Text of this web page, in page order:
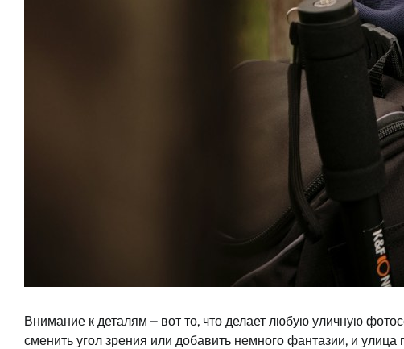
Внимание к деталям – вот то, что делает любую уличную
сменить угол зрения или добавить немного фантазии, и